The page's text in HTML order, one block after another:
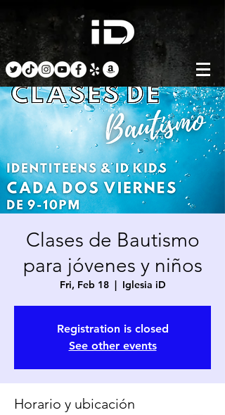
Clases de Bautismo
para jóvenes y niños
Fri, Feb 18
  |
Iglesia iD
Registration is closed
See other events
Horario y ubicación